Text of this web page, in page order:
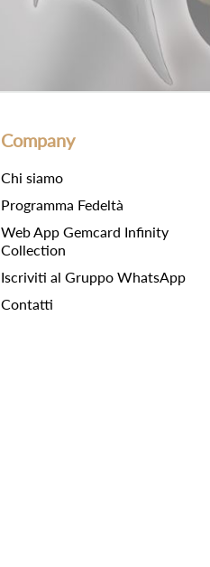
Company
Chi siamo
Programma Fedeltà
Web App Gemcard Infinity
Collection
Iscriviti al Gruppo WhatsApp
Contatti